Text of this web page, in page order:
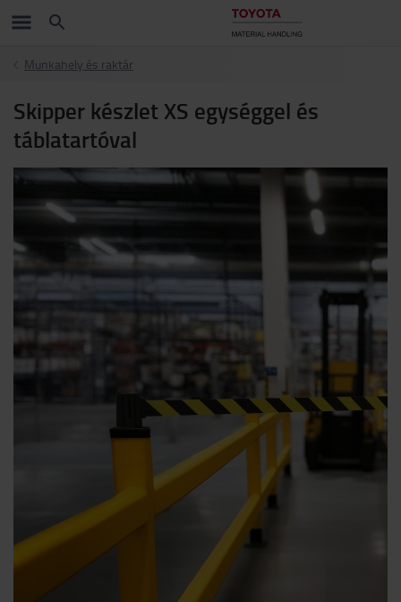
Munkahely és raktár
Skipper készlet XS egységgel és
táblatartóval